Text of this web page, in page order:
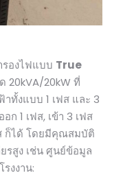
รองไฟแบบ True
20kVA/20kW ที่
ทั้งแบบ 1 เฟส และ 3
ก 1 เฟส, เข้า 3 เฟส
ก็ได้ โดยมีคุณสมบัติ
รสูง เช่น ศูนย์ข้อมูล
งงาน: